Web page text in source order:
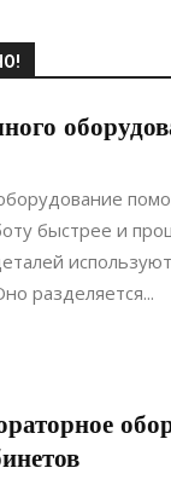
быстрее и
разделяется...